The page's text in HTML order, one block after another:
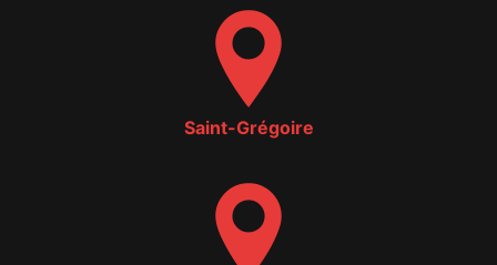
Saint-Grégoire